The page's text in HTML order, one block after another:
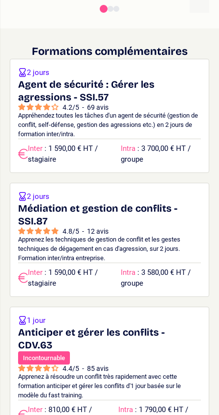
Formations complémentaires
Agent de sécurité : Gérer les
agressions - SSI.57
4.2/5 - 69 avis
Appréhendez toutes les tâches d'un agent de sécurité (gestion de
conflit, self-défense, gestion des agressions etc.) en 2 jours de
formation inter/intra.
2 jours
Inter : 1 590,00 € HT /
stagiaire
Intra : 3 700,00 € HT /
groupe
Médiation et gestion de conflits -
SSI.87
4.8/5 - 12 avis
Apprenez les techniques de gestion de conflit et les gestes
techniques de dégagement en cas d'agression, sur 2 jours.
Formation inter/intra entreprise.
2 jours
Inter : 1 590,00 € HT /
stagiaire
Intra : 3 580,00 € HT /
groupe
Anticiper et gérer les conflits -
CDV.63
Incontournable
4.4/5 - 85avis
Apprenez à résoudre un conflit très rapidement avec cette
formation anticiper et gérer les conflits d'1 jour basée sur le
modèle du fast training.
1 jour
Inter : 810,00 € HT /
Intra : 1 790,00 € HT /